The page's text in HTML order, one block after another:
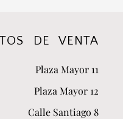
DE VENTA
Plaza Mayor 11
Plaza Mayor 12
Calle Santiago 8